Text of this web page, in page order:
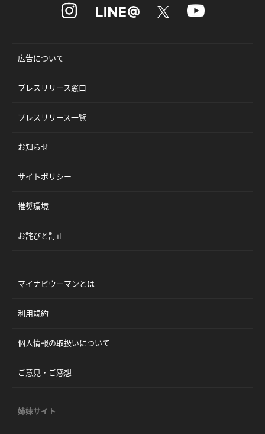
広告について
プレスリリース窓口
プレスリリース一覧
お知らせ
サイトポリシー
推奨環境
お詫びと訂正
マイナビウーマンとは
利用規約
個人情報の取扱いについて
ご意見・ご感想
姉妹サイト